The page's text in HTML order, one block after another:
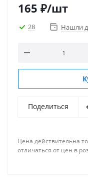
165 ₽/шт
28 Нашли
Поделиться
Цена действительна
отличаться от цен в